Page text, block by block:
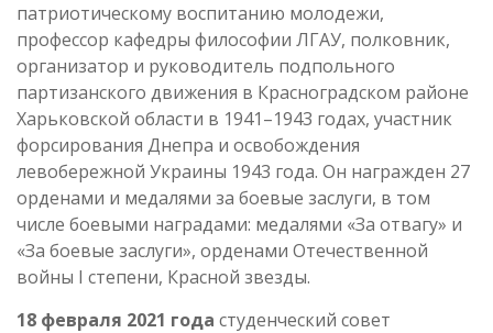
патриотическому воспитанию молодежи,
профессор кафедры философии ЛГАУ, полковник,
организатор и руководитель подпольного
партизанского движения в Красноградском районе
Харьковской области в 1941–1943 годах, участник
форсирования Днепра и освобождения
левобережной Украины 1943 года. Он награжден 27
орденами и медалями за боевые заслуги, в том
числе боевыми наградами: медалями «За отвагу» и
«За боевые заслуги», орденами Отечественной
войны I степени, Красной звезды.
18 февраля 2021 года студенческий совет